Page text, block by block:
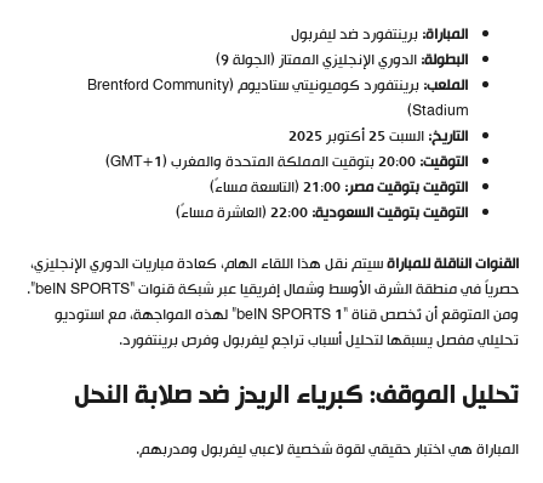
المباراة:برينتفورد ضد ليفربول
البطولة:الدوري الإنجليزي الممتاز (الجولة 9)
الملعب:
برينتفورد كوميونيتي ستاديوم (Brentford Community
Stadium)
التاريخ:السبت 25 أكتوبر 2025
التوقيت:
التوقيت بتوقيت مصر:
التوقيت بتوقيت السعودية:
القنوات الناقلة للمباراةسيتم نقل هذا اللقاء الهام، كعادة مباريات الدوري الإنجليزي،
حصرياً في منطقة الشرق الأوسط وشمال إفريقيا عبر شبكة قنوات “beIN SPORTS”.
ومن المتوقع أن تُخصص قناة “beIN SPORTS 1” لهذه المواجهة، مع استوديو
تحليلي مفصل يسبقها لتحليل أسباب تراجع ليفربول وفرص برينتفورد.
تحليل الموقف: كبرياء الريدز ضد صلابة النحل
المباراة هي اختبار حقيقي لقوة شخصية لاعبي ليفربول ومدربهم.